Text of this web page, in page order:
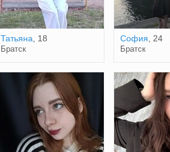
Татьяна , 18
Братск
София , 24
Братск